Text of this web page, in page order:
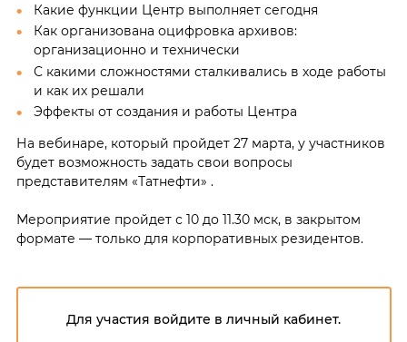
Какие функции Центр выполняет сегодня
Как организована оцифровка архивов:
организационно и технически
С какими сложностями сталкивались в ходе работы
и как их решали
Эффекты от создания и работы Центра
На вебинаре, который пройдет 27 марта, у участников
будет возможность задать свои вопросы
представителям «Татнефти» .
Мероприятие пройдет с 10 до 11.30 мск, в закрытом
формате — только для корпоративных резидентов.
Для участия войдите в личный кабинет.